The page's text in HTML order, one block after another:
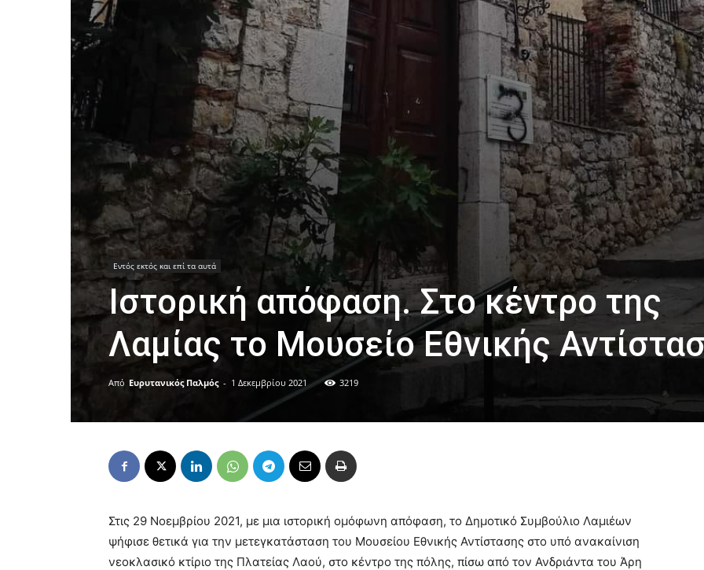
Εντός εκτός και επί τα αυτά
Ιστορική απόφαση. Στο κέντρο της
Λαμίας το Μουσείο Εθνικής
Από Ευρυτανικός Παλμός - 1 Δεκεμβρίου 2021 3219
Στις 29 Νοεμβρίου 2021, με μια ιστορική ομόφωνη απόφαση, το Δημοτικό Συμβούλιο Λαμιέων
ψήφισε θετικά για την μετεγκατάσταση του Μουσείου Εθνικής Αντίστασης στο υπό ανακαίνιση
νεοκλασικό κτίριο της Πλατείας Λαού, στο κέντρο της πόλης, πίσω από τον Ανδριάντα του Άρη